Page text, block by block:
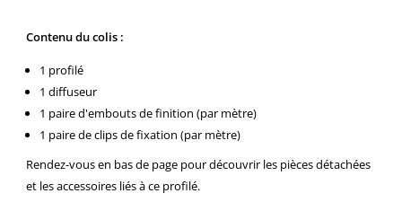
Contenu du colis :
1 profilé
1 diffuseur
1 paire d'embouts de finition (par mètre)
1 paire de clips de fixation (par mètre)
Rendez-vous en bas de page pour découvrir les pièces détachées
et les accessoires liés à ce profilé.